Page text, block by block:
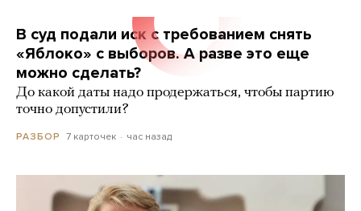
В суд подали иск с требованием снять
«Яблоко» с выборов. А разве это еще
можно сделать?
До какой даты надо продержаться, чтобы партию
точно допустили?
РАЗБОР 7 карточек час назад